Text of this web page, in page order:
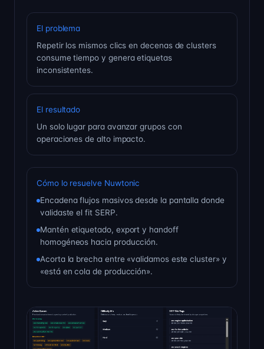
El problema
Repetir los mismos clics en decenas de clusters
consume tiempo y genera etiquetas
inconsistentes.
El resultado
Un solo lugar para avanzar grupos con
operaciones de alto impacto.
Cómo lo resuelve Nuwtonic
Encadena flujos masivos desde la pantalla donde
validaste el fit SERP.
Mantén etiquetado, export y handoff
homogéneos hacia producción.
Acorta la brecha entre «validamos este cluster» y
«está en cola de producción».